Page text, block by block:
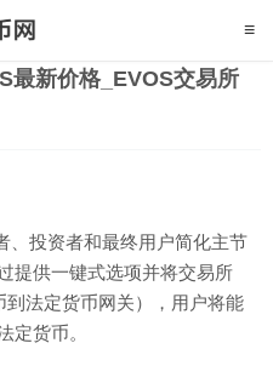
最新价格_EVOS交易所
、投资者和最终用户简化主节
提供一键式选项并将交易所
法定货币网关），用户将能
定货币。